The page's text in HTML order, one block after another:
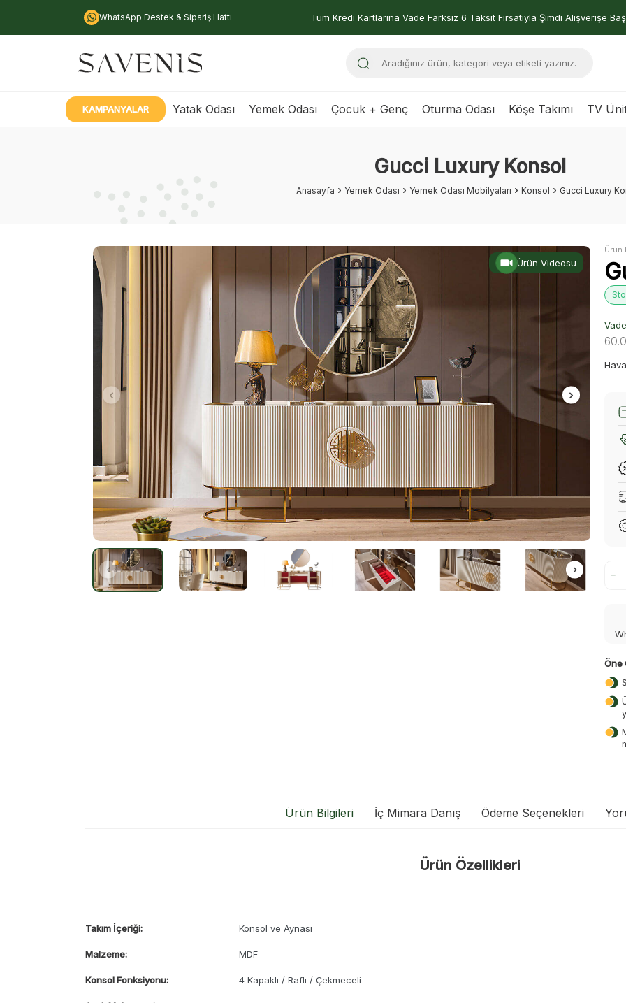
WhatsApp Destek & Sipariş Hattı Tüm Kredi Kartlarına Vade Farksız 6 Taksit Fırsatıyla Şimdi Alışverişe
KAMPANYALAR Yatak Odası Yemek Odası Çocuk + Genç Oturma Odası Köşe Takımı TV
Gucci Luxury Konsol
Anasayfa Yemek Odası Yemek Odası Mobilyaları Konsol Gucci Luxury
Ürün Videosu
Ürün
Öne
Ürün Bilgileri İç Mimara Danış Ödeme Seçenekleri
Ürün Özellikleri
Takım İçeriği: Konsol ve Aynası
Malzeme: MDF
Konsol Fonksiyonu: 4 Kapaklı / Raflı / Çekmeceli